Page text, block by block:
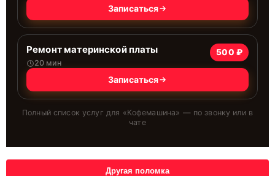
Записаться
Ремонт материнской платы
20 мин
500 ₽
Записаться
Полный список услуг для «Кофемашина» — по звонку или в
чате
Другая поломка